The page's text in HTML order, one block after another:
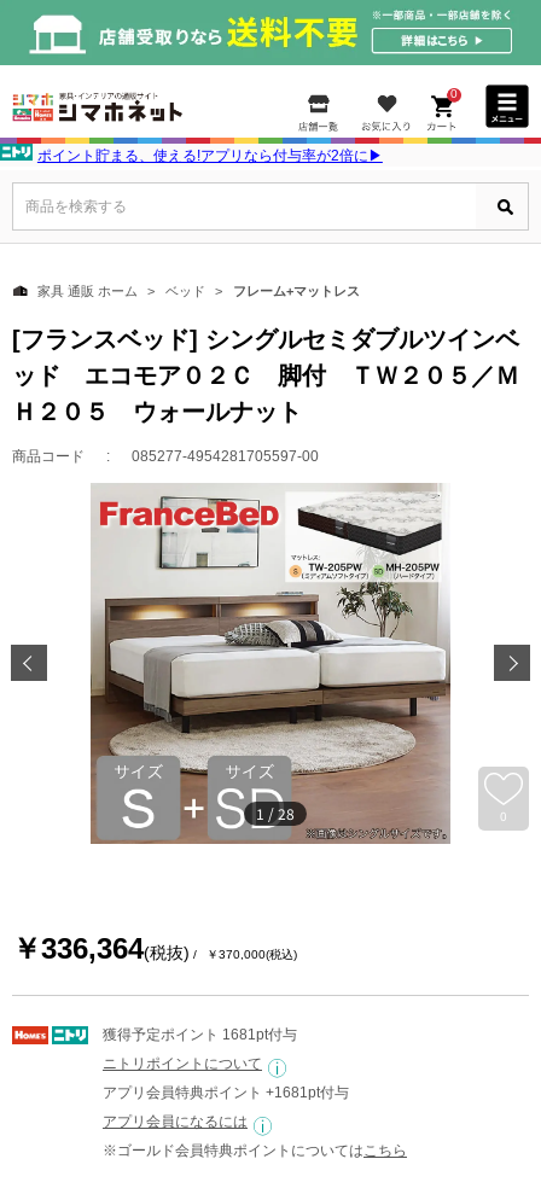
0
ポイント貯まる、使える!アプリなら付与率が2倍に▶
商品を検索する
家具 通販 ホーム ベッド フレーム+マットレス
[フランスベッド] シングルセミダブルツインベ
ッド エコモア０２Ｃ 脚付 ＴＷ２０５／Ｍ
Ｈ２０５ ウォールナット
商品コード 085277-4954281705597-00
0
1 /28
￥336,364(税抜) ￥370,000(税込)
獲得予定ポイント 1681pt付与
ニトリポイントについて
アプリ会員特典ポイント +1681pt付与
アプリ会員になるには
※ゴールド会員特典ポイントについては こちら